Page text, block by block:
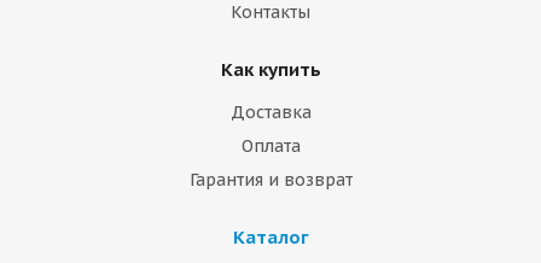
Контакты
Как купить
Доставка
Оплата
Гарантия и возврат
Каталог